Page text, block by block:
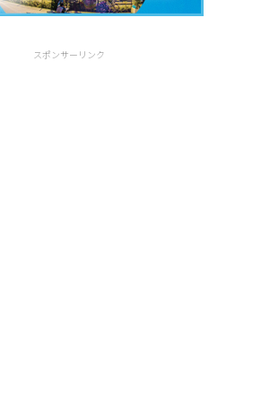
スポンサーリンク